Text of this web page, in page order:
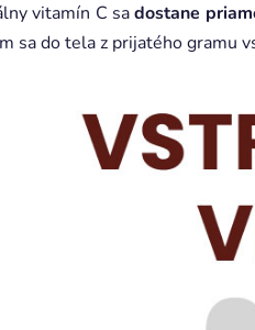
vitamín C sadostane
sa do tela z prijatého gramu